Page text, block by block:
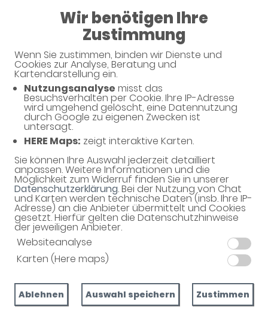
Wir benötigen Ihre
Zustimmung
Wenn Sie zustimmen, binden wir Dienste und
Cookies zur Analyse, Beratung und
Kartendarstellung ein.
Nutzungsanalyse misst das
Besuchsverhalten per Cookie. Ihre IP-Adresse
wird umgehend gelöscht, eine Datennutzung
durch Google zu eigenen Zwecken ist
untersagt.
HERE Maps: zeigt interaktive Karten.
Sie können Ihre Auswahl jederzeit detailliert
anpassen. Weitere Informationen und die
Möglichkeit zum Widerruf finden Sie in unserer
Datenschutzerklärung. Bei der Nutzung von Chat
und Karten werden technische Daten (insb. Ihre IP-
Adresse) an die Anbieter übermittelt und Cookies
gesetzt. Hierfür gelten die Datenschutzhinweise
der jeweiligen Anbieter.
Websiteanalyse
Karten (Here maps)
Ablehnen Auswahl speichern Zustimmen
09:00 - 14:00
Apotheke am Dom
Willkommen in Ihrer Apotheke
Ihre Gesundheitsberatung vor Ort
Unverbindliche Reservierung